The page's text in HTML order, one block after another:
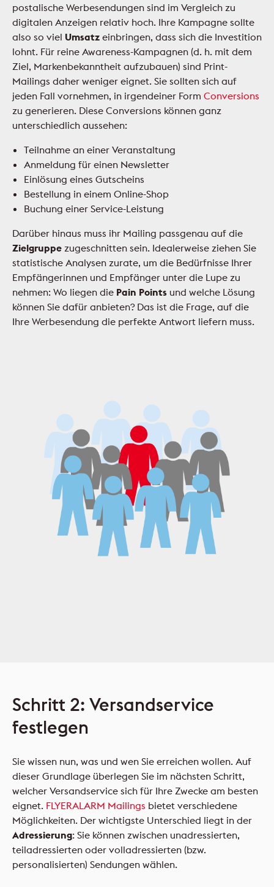
postalische Werbesendungen sind im Vergleich zu
digitalen Anzeigen relativ hoch. Ihre Kampagne sollte
also so viel Umsatz einbringen, dass sich die Investition
lohnt. Für reine Awareness-Kampagnen (d. h. mit dem
Ziel, Markenbekanntheit aufzubauen) sind Print-
Mailings daher weniger eignet. Sie sollten sich auf
jeden Fall vornehmen, in irgendeiner Form Conversions
zu generieren. Diese Conversions können ganz
unterschiedlich aussehen:
Teilnahme an einer Veranstaltung
Anmeldung für einen Newsletter
Einlösung eines Gutscheins
Bestellung in einem Online-Shop
Buchung einer Service-Leistung
Darüber hinaus muss ihr Mailing passgenau auf die
Zielgruppe zugeschnitten sein. Idealerweise ziehen Sie
statistische Analysen zurate, um die Bedürfnisse Ihrer
Empfängerinnen und Empfänger unter die Lupe zu
nehmen: Wo liegen die Pain Points und welche Lösung
können Sie dafür anbieten? Das ist die Frage, auf die
Ihre Werbesendung die perfekte Antwort liefern muss.
Schritt 2: Versandservice
festlegen
Sie wissen nun, was und wen Sie erreichen wollen. Auf
dieser Grundlage überlegen Sie im nächsten Schritt,
welcher Versandservice sich für Ihre Zwecke am besten
eignet. FLYERALARM Mailings bietet verschiedene
Möglichkeiten. Der wichtigste Unterschied liegt in der
Adressierung: Sie können zwischen unadressierten,
teiladressierten oder volladressierten (bzw.
personalisierten) Sendungen wählen.